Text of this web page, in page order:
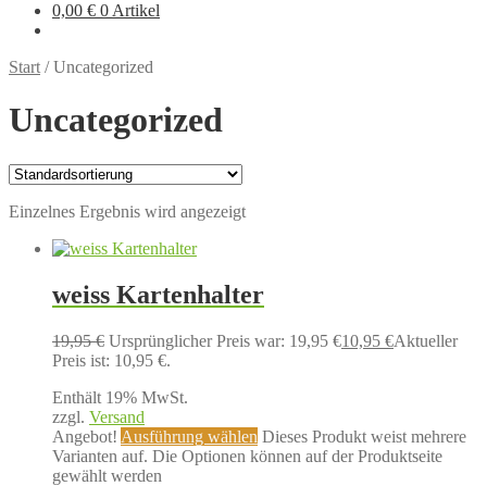
0,00 € 0 Artikel
Start /Uncategorized
Uncategorized
Einzelnes Ergebnis wird angezeigt
weiss Kartenhalter
19,95€ Ursprünglicher Preis war: 19,95 €10,95 €Aktueller
Preis ist: 10,95 €.
Enthält 19% MwSt.
zzgl. Versand
Angebot! Ausführung wählen Dieses Produkt weist mehrere
Varianten auf. Die Optionen können auf der Produktseite
gewählt werden